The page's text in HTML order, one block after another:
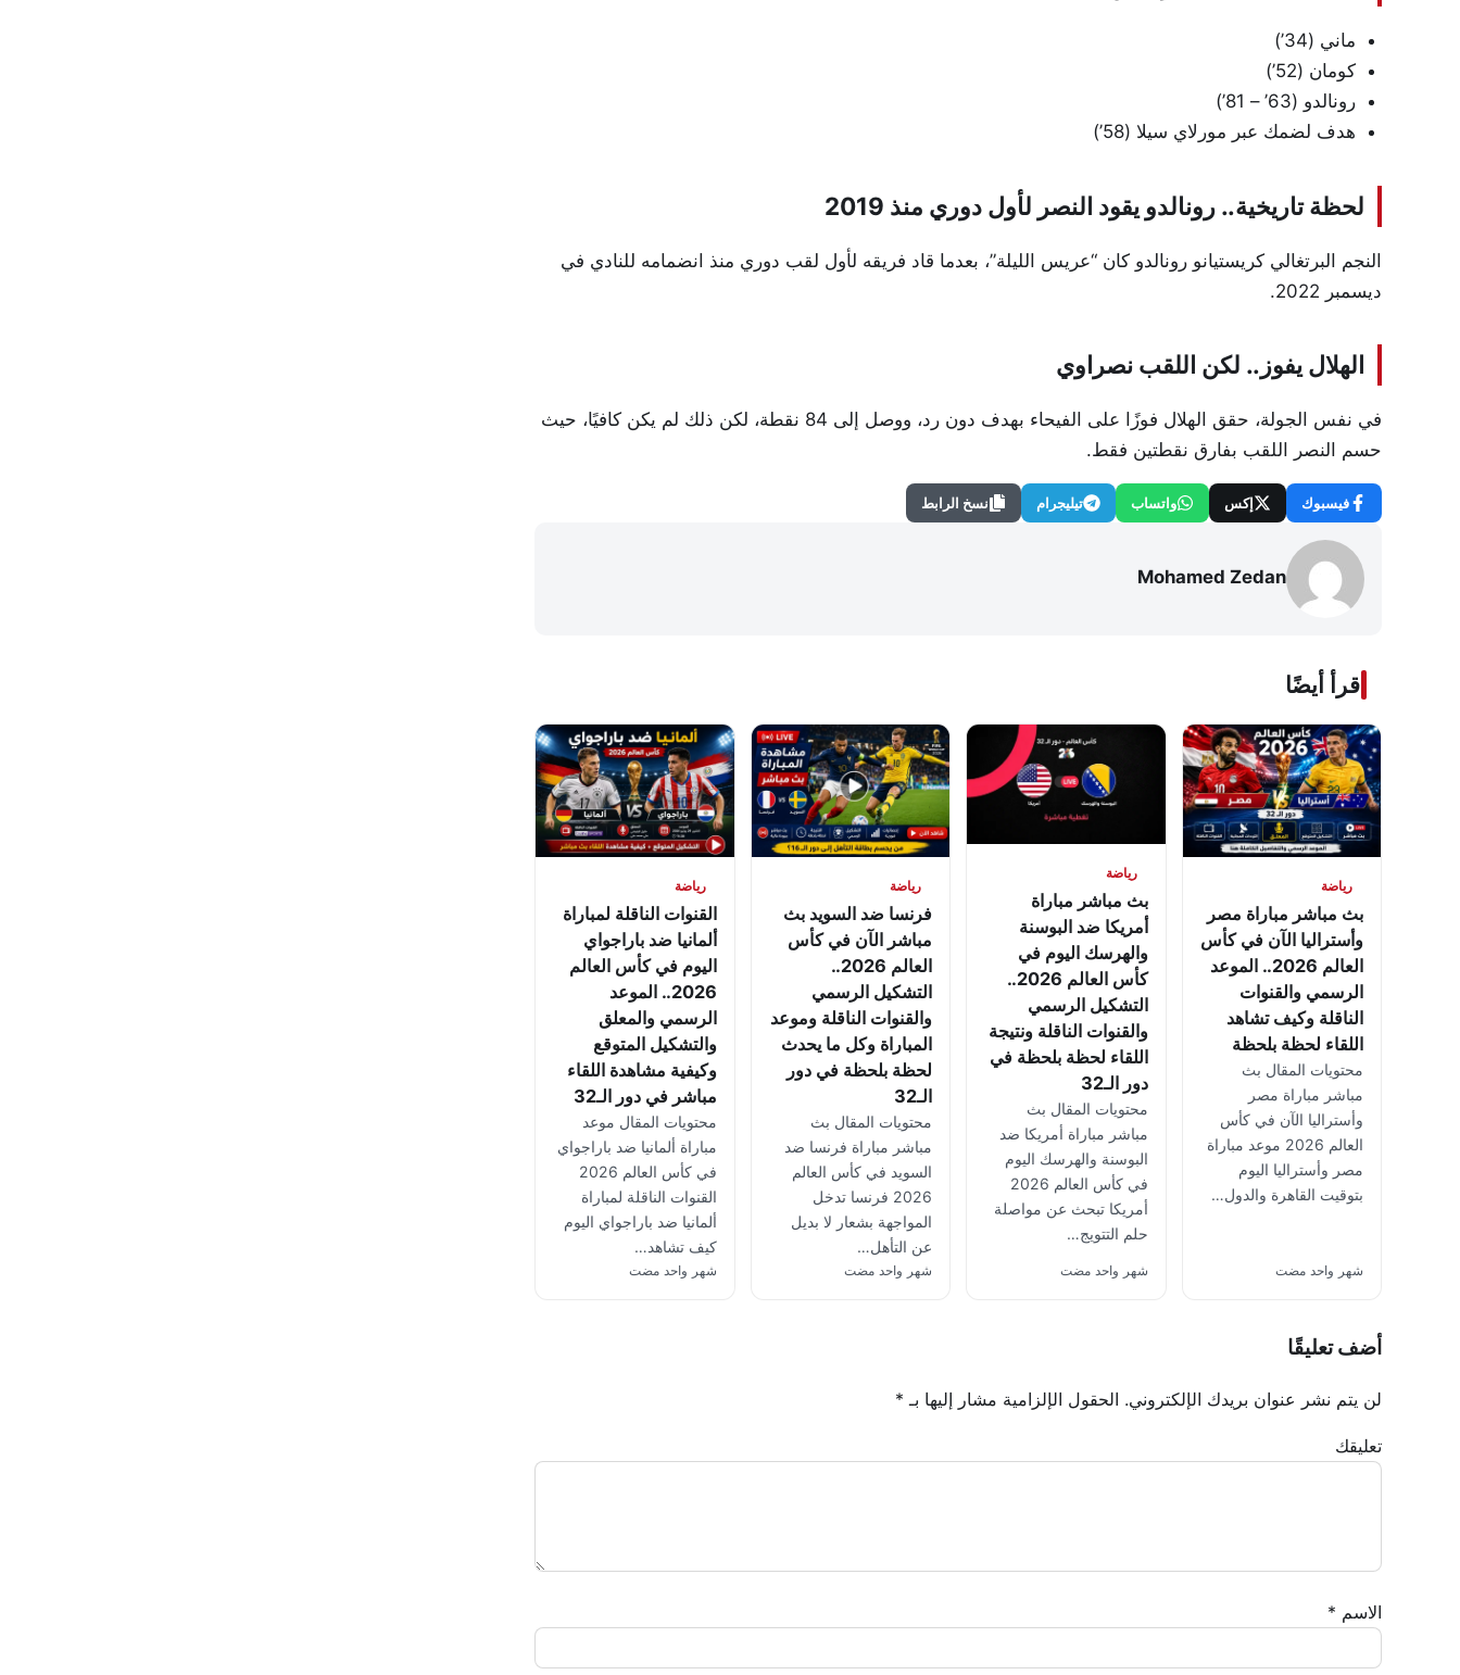
ماني (34’)
كومان (52’)
رونالدو (63’ – 81’)
هدف لضمك عبر مورلاي سيلا (58’)
لحظة تاريخية.. رونالدو يقود النصر لأول دوري منذ 2019
النجم البرتغالي كريستيانو رونالدو كان “عريس الليلة”، بعدما قاد فريقه لأول لقب دوري منذ انضمامه للنادي في
ديسمبر 2022.
الهلال يفوز.. لكن اللقب نصراوي
في نفس الجولة، حقق الهلال فوزًا على الفيحاء بهدف دون رد، ووصل إلى 84 نقطة، لكن ذلك لم يكن كافيًا، حيث
حسم النصر اللقب بفارق نقطتين فقط.
فيسبوك إكس واتساب تيليجرام نسخ الرابط
Mohamed Zedan
اقرأ أيضًا
رياضة
بث مباشر مباراة مصر
وأستراليا الآن في كأس
العالم 2026.. الموعد
الرسمي والقنوات
الناقلة وكيف تشاهد
اللقاء لحظة بلحظة
محتويات المقال بث
مباشر مباراة مصر
وأستراليا الآن في كأس
العالم 2026 موعد مباراة
مصر وأستراليا اليوم
بتوقيت القاهرة والدول…
شهر واحد مضت
رياضة
بث مباشر مباراة
أمريكا ضد البوسنة
والهرسك اليوم في
كأس العالم 2026..
التشكيل الرسمي
والقنوات الناقلة ونتيجة
اللقاء لحظة بلحظة في
دور الـ32
محتويات المقال بث
مباشر مباراة أمريكا ضد
البوسنة والهرسك اليوم
في كأس العالم 2026
أمريكا تبحث عن مواصلة
حلم التتويج…
شهر واحد مضت
رياضة
فرنسا ضد السويد بث
مباشر الآن في كأس
العالم 2026..
التشكيل الرسمي
والقنوات الناقلة وموعد
المباراة وكل ما يحدث
لحظة بلحظة في دور
الـ32
محتويات المقال بث
مباشر مباراة فرنسا ضد
السويد في كأس العالم
2026 فرنسا تدخل
المواجهة بشعار لا بديل
عن التأهل…
شهر واحد مضت
رياضة
القنوات الناقلة لمباراة
ألمانيا ضد باراجواي
اليوم في كأس العالم
2026.. الموعد
الرسمي والمعلق
والتشكيل المتوقع
وكيفية مشاهدة اللقاء
مباشر في دور الـ32
محتويات المقال موعد
مباراة ألمانيا ضد باراجواي
في كأس العالم 2026
القنوات الناقلة لمباراة
ألمانيا ضد باراجواي اليوم
كيف تشاهد…
شهر واحد مضت
أضف تعليقًا
لن يتم نشر عنوان بريدك الإلكتروني. الحقول الإلزامية مشار إليها بـ *
تعليقك
الاسم *